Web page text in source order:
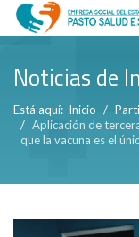
Noticias de
Está aquí: Inicio
Aplicación de
que la vacuna es el